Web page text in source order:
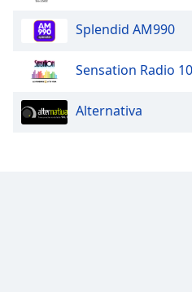
Splendid AM990
Sensation Radio
Alternativa